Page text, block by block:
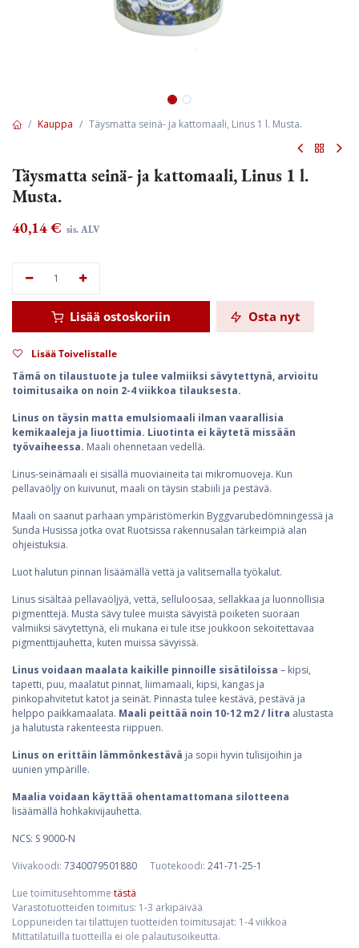
Kauppa Täysmatta seinä- ja kattomaali, Linus 1 l. Musta.
Täysmatta seinä- ja kattomaali, Linus 1 l.
Musta.
40,14€ sis. ALV
Lisää ostoskoriin Osta nyt
Lisää Toivelistalle
Tämä on tilaustuote ja tulee valmiiksi sävytettynä, arvioitu
toimitusaika on noin 2-4 viikkoa tilauksesta.
Linus on täysin matta emulsiomaali ilman vaarallisia
kemikaaleja ja liuottimia. Liuotinta ei käytetä missään
työvaiheessa. Maali ohennetaan vedellä.
Linus-seinämaali ei sisällä muoviaineita tai mikromuoveja. Kun
pellavaöljy on kuivunut, maali on täysin stabiili ja pestävä.
Maali on saanut parhaan ympäristömerkin Byggvarubedömningessä ja
Sunda Husissa jotka ovat Ruotsissa rakennusalan tärkeimpiä alan
ohjeistuksia.
Luot halutun pinnan lisäämällä vettä ja valitsemalla työkalut.
Linus sisältää pellavaöljyä, vettä, selluloosaa, sellakkaa ja luonnollisia
pigmenttejä. Musta sävy tulee muista sävyistä poiketen suoraan
valmiiksi sävytettynä, eli mukana ei tule itse joukkoon sekoitettavaa
pigmenttijauhetta, kuten muissa sävyissä.
Linus voidaan maalata kaikille pinnoille sisätiloissa – kipsi,
tapetti, puu, maalatut pinnat, liimamaali, kipsi, kangas ja
pinkopahvitetut katot ja seinät. Pinnasta tulee kestävä, pestävä ja
helppo paikkamaalata. Maali peittää noin 10-12 m2 / litra alustasta
ja halutusta rakenteesta riippuen.
Linus on erittäin lämmönkestävä ja sopii hyvin tulisijoihin ja
uunien ympärille.
Maalia voidaan käyttää ohentamattomana silotteena
lisäämällä hohkakivijauhetta.
NCS: S 9000-N
Viivakoodi: 7340079501880 Tuotekoodi: 241-71-25-1
Lue toimitusehtomme tästä
Varastotuotteiden toimitus: 1-3 arkipäivää
Loppuneiden tai tilattujen tuotteiden toimitusajat: 1-4 viikkoa
Mittatilatuilla tuotteilla ei ole palautusoikeutta.